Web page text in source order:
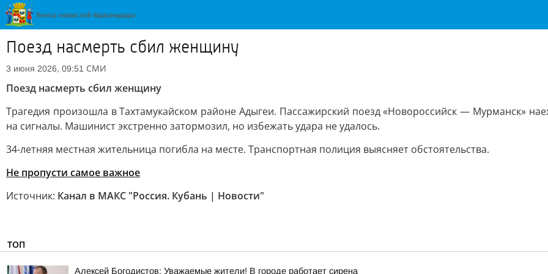
Поезд насмерть сбил женщину
3 июня 2026, 09:51 СМИ
Поезд насмерть сбил женщину
Трагедия произошла в Тахтамукайском районе Адыгеи. Пассажирский поезд «Новороссийск — Мурманск»
на сигналы. Машинист экстренно затормозил, но избежать удара не удалось.
34-летняя местная жительница погибла на месте. Транспортная полиция выясняет обстоятельства.
Не пропусти самое важное
Источник: Канал в МАКС "Россия. Кубань | Новости"
ТОП
Алексей Богодистов: Уважаемые жители! В городе работает сирена